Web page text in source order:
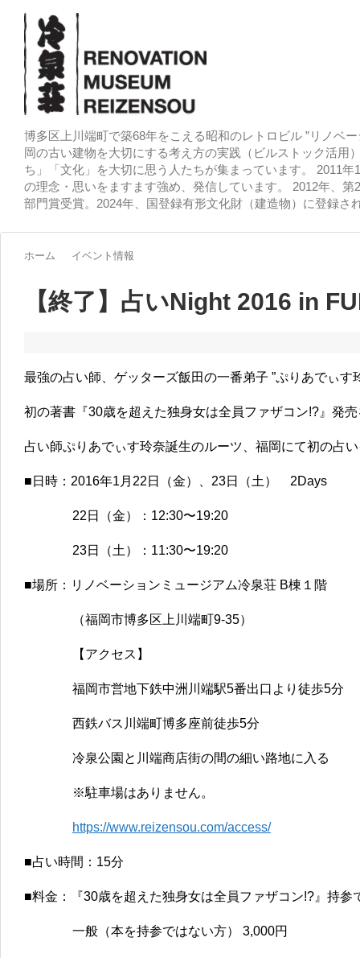
博多区上川端町で築68年をこえる昭和のレトロビル ”リノベ
岡の古い建物を大切にする考え方の実践（ビルストック活用
ち」「文化」を大切に思う人たちが集まっています。 2011
の理念・思いをますます強め、発信しています。 2012年、
部門賞受賞。2024年、国登録有形文化財（建造物）に登録さ
ホーム イベント情報
【終了】占いNight 2016 in
最強の占い師、ゲッターズ飯田の一番弟子 ”ぷりあでぃす
初の著書『30歳を超えた独身女は全員ファザコン!?』発
占い師ぷりあでぃす玲奈誕生のルーツ、福岡にて初の占
■日時：2016年1月22日（金）、23日（土） 2Days
22日（金）：12:30〜19:20
23日（土）：11:30〜19:20
■場所：リノベーションミュージアム冷泉荘 B棟１階
（福岡市博多区上川端町9-35）
【アクセス】
福岡市営地下鉄中洲川端駅5番出口より徒歩5分
西鉄バス川端町博多座前徒歩5分
冷泉公園と川端商店街の間の細い路地に入る
※駐車場はありません。
https://www.reizensou.com/access/
■占い時間：15分
■料金：『30歳を超えた独身女は全員ファザコン!?』持参
一般（本を持参ではない方） 3,000円